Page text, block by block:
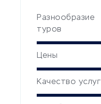
Разнообразие
туров
Цены
Качество услуг